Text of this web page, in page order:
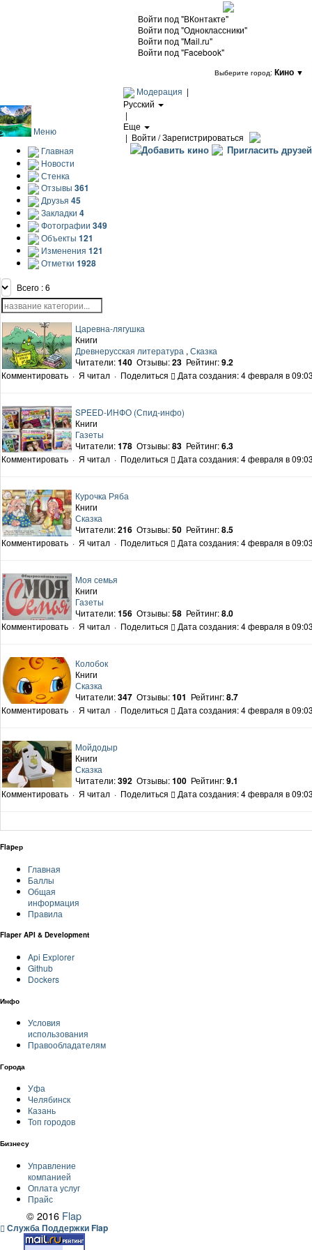
Войти под "ВКонтакте"
Войти под "Одноклассники"
Войти под "Mail.ru"
Войти под "Facebook"
Выберите город: Кино ▼
Модерация |
Русский
|
Еще
| Войти / Зарегистрироваться
Добавить кино Пригласить
Меню
Главная
Новости
Стенка
Отзывы 361
Друзья 45
Закладки 4
Фотографии 349
Объекты 121
Изменения 121
Отметки 1928
Всего : 6
Царевна-лягушка
Книги
Древнерусская литература ,Сказка
Читатели:140 Отзывы:23 Рейтинг:9.2
Комментировать · Я читал · Поделиться Дата создания: 4 февраля в 09:03
SPEED-ИНФО (Спид-инфо)
Книги
Газеты
Читатели:178 Отзывы:83 Рейтинг:6.3
Комментировать · Я читал · Поделиться Дата создания: 4 февраля в 09:03
Курочка Ряба
Книги
Сказка
Читатели:216 Отзывы:50 Рейтинг:8.5
Комментировать · Я читал · Поделиться Дата создания: 4 февраля в 09:03
Моя семья
Книги
Газеты
Читатели:156 Отзывы:58 Рейтинг:8.0
Комментировать · Я читал · Поделиться Дата создания: 4 февраля в 09:03
Колобок
Книги
Сказка
Читатели:347 Отзывы:101 Рейтинг:8.7
Комментировать · Я читал · Поделиться Дата создания: 4 февраля в 09:03
Мойдодыр
Книги
Сказка
Читатели:392 Отзывы:100 Рейтинг:9.1
Комментировать · Я читал · Поделиться Дата создания: 4 февраля в 09:03
Flapер
Главная
Баллы
Общая
информация
Правила
Flaper API & Development
Api Explorer
Github
Dockers
Инфо
Условия
использования
Правообладателям
Города
Уфа
Челябинск
Казань
Топ городов
Бизнесу
Управление
компанией
Оплата услуг
Прайс
© 2016 Flap
Служба Поддержки Flap